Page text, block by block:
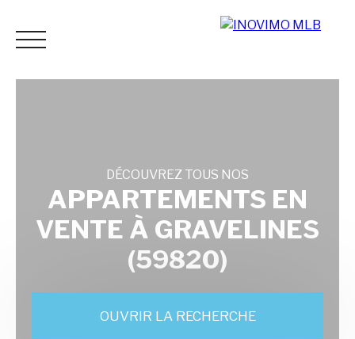
ACCUEIL ACHETER LOUER ESTIMER VENDRE
Espace
Mes
favoris
ESTIMATI
DÉCOUVREZ TOUS NOS
APPARTEMENTS EN
VENTE À GRAVELINES
(59820)
OUVRIR LA RECHERCHE